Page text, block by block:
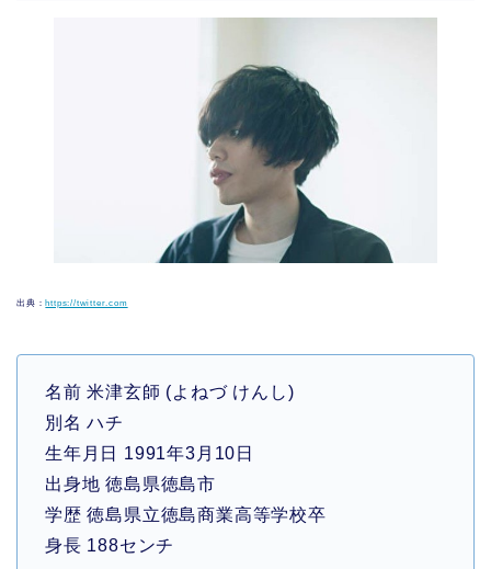
出典： https://twitter.com
名前 米津玄師 (よねづ けんし)
別名 ハチ
生年月日 1991年3月10日
出身地 徳島県徳島市
学歴 徳島県立徳島商業高等学校卒
身長 188センチ